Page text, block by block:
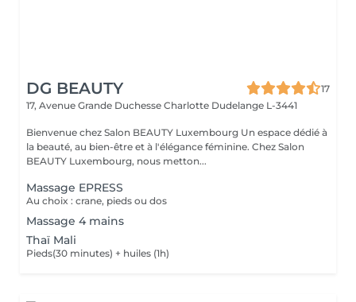
DG BEAUTY
17
17, Avenue Grande Duchesse Charlotte Dudelange L-3441
Bienvenue chez Salon BEAUTY Luxembourg Un espace dédié à
la beauté, au bien-être et à l'élégance féminine. Chez Salon
BEAUTY Luxembourg, nous metton...
Massage EPRESS
Au choix : crane, pieds ou dos
Massage 4 mains
Thaï Mali
Pieds(30 minutes) + huiles (1h)